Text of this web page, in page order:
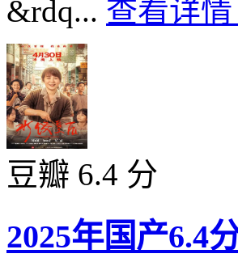
&rdq... 查看详情
豆瓣 6.4 分
2025年国产6.4